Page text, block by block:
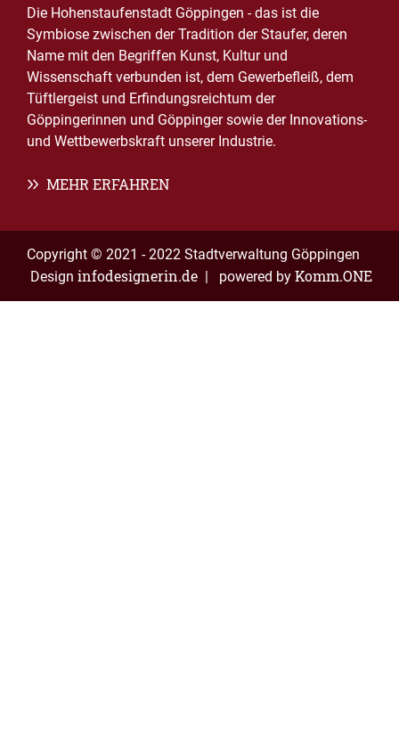
Die Hohenstaufenstadt Göppingen - das ist die
Symbiose zwischen der Tradition der Staufer, deren
Name mit den Begriffen Kunst, Kultur und
Wissenschaft verbunden ist, dem Gewerbefleiß, dem
Tüftlergeist und Erfindungsreichtum der
Göppingerinnen und Göppinger sowie der Innovations-
und Wettbewerbskraft unserer Industrie.
MEHR ERFAHREN
Copyright © 2021 - 2022 Stadtverwaltung Göppingen
Design infodesignerin.de | powered by Komm.ONE